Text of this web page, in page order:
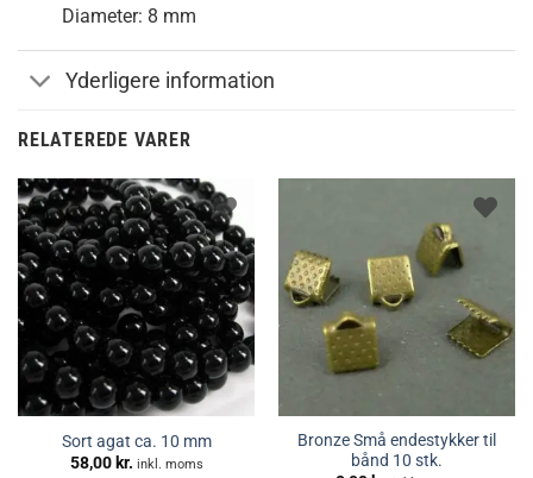
Diameter: 8 mm
Yderligere information
RELATEREDE VARER
Sort agat ca. 10 mm
58,00 kr. inkl. moms
Bronze Små endestykker til
bånd 10 stk.